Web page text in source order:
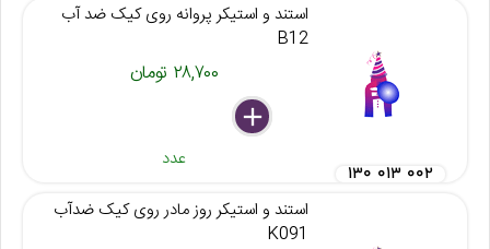
استند و استیکر پروانه روی کیک ضد آب
B12
۲۸,۷۰۰ تومان
delete
remove
add
عدد
۱۳۰ ۰۱۳ ۰۰۲
استند و استیکر روز مادر روی کیک ضدآب
K091